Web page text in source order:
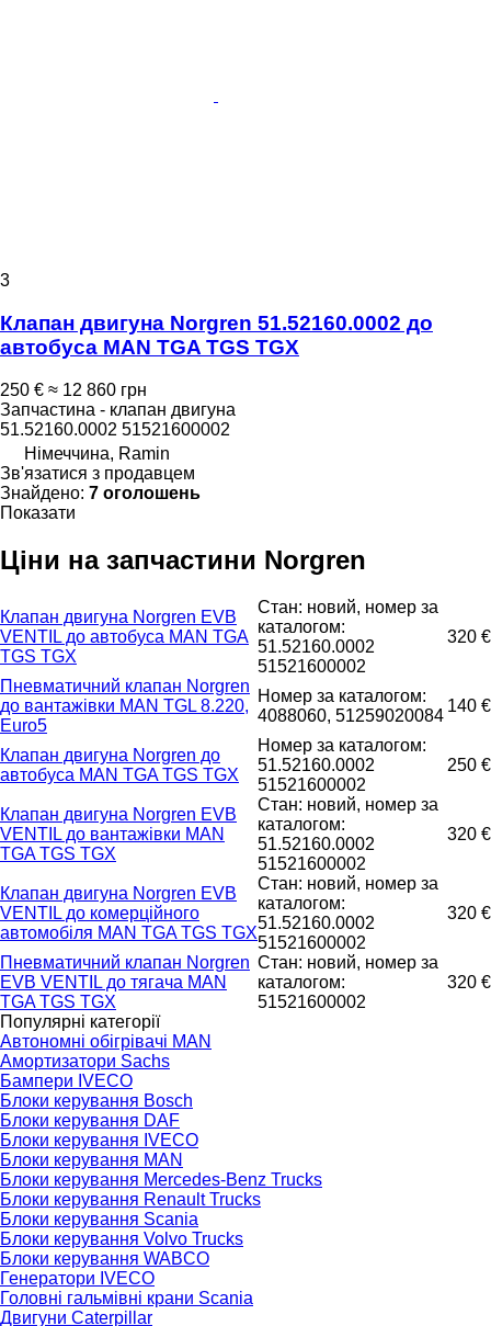
3
Клапан двигуна Norgren 51.52160.0002 до
автобуса MAN TGA TGS TGX
250 € ≈ 12 860 грн
Запчастина - клапан двигуна
51.52160.0002 51521600002
Німеччина, Ramin
Зв'язатися з продавцем
Знайдено: 7 оголошень
Показати
Ціни на запчастини Norgren
Клапан двигуна Norgren EVB
VENTIL до автобуса MAN TGA
TGS TGX
Стан: новий, номер за
каталогом:
51.52160.0002
51521600002
320 €
Пневматичний клапан Norgren
до вантажівки MAN TGL 8.220,
Euro5
Номер за каталогом:
4088060, 51259020084
140 €
Клапан двигуна Norgren до
автобуса MAN TGA TGS TGX
Номер за каталогом:
51.52160.0002
51521600002
250 €
Клапан двигуна Norgren EVB
VENTIL до вантажівки MAN
TGA TGS TGX
Стан: новий, номер за
каталогом:
51.52160.0002
51521600002
320 €
Клапан двигуна Norgren EVB
VENTIL до комерційного
автомобіля MAN TGA TGS TGX
Стан: новий, номер за
каталогом:
51.52160.0002
51521600002
320 €
Пневматичний клапан Norgren
EVB VENTIL до тягача MAN
TGA TGS TGX
Стан: новий, номер за
каталогом:
51521600002
320 €
Популярні категорії
Автономні обігрівачі MAN
Амортизатори Sachs
Бампери IVECO
Блоки керування Bosch
Блоки керування DAF
Блоки керування IVECO
Блоки керування MAN
Блоки керування Mercedes-Benz Trucks
Блоки керування Renault Trucks
Блоки керування Scania
Блоки керування Volvo Trucks
Блоки керування WABCO
Генератори IVECO
Головні гальмівні крани Scania
Двигуни Caterpillar